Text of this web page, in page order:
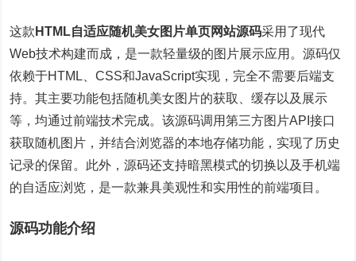
这款 HTML自适应随机美女图片单页网站源码采用了现代
Web技术构建而成，是一款轻量级的图片展示应用。源码仅
依赖于HTML、CSS和JavaScript实现，完全不需要后端支
持。其主要功能包括随机美女图片的获取、缓存以及展示
等，均通过前端技术完成。该源码调用第三方图片API接口
获取随机图片，并结合浏览器的本地存储功能，实现了历史
记录的保留。此外，源码还支持暗黑模式的切换以及手机端
的自适应浏览，是一款兼具美观性和实用性的前端项目。
源码功能介绍